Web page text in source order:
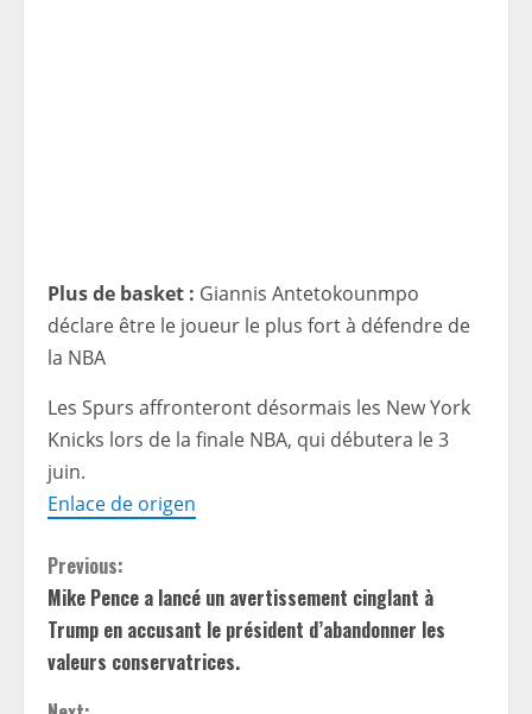
Plus de basket : Giannis Antetokounmpo
déclare être le joueur le plus fort à défendre de
la NBA
Les Spurs affronteront désormais les New York
Knicks lors de la finale NBA, qui débutera le 3
juin.
Enlace de origen
C
o
n
Previous:
Mike Pence a lancé un avertissement cinglant à
Trump en accusant le président d’abandonner les
valeurs conservatrices.